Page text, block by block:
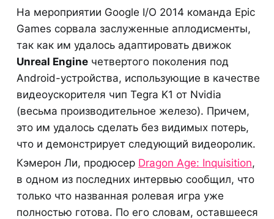
На мероприятии Google I/O 2014 команда Epic
Games сорвала заслуженные аплодисменты,
так как им удалось адаптировать движок
Unreal Engine четвертого поколения под
Android-устройства, использующие в качестве
видеоускорителя чип Tegra K1 от Nvidia
(весьма производительное железо). Причем,
это им удалось сделать без видимых потерь,
что и демонстрирует следующий видеоролик.
Кэмерон Ли, продюсер Dragon Age: Inquisition,
в одном из последних интервью сообщил, что
только что названная ролевая игра уже
полностью готова. По его словам, оставшееся